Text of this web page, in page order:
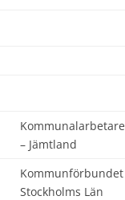
– Jämtland
Kommunförbundet
Stockholms Län